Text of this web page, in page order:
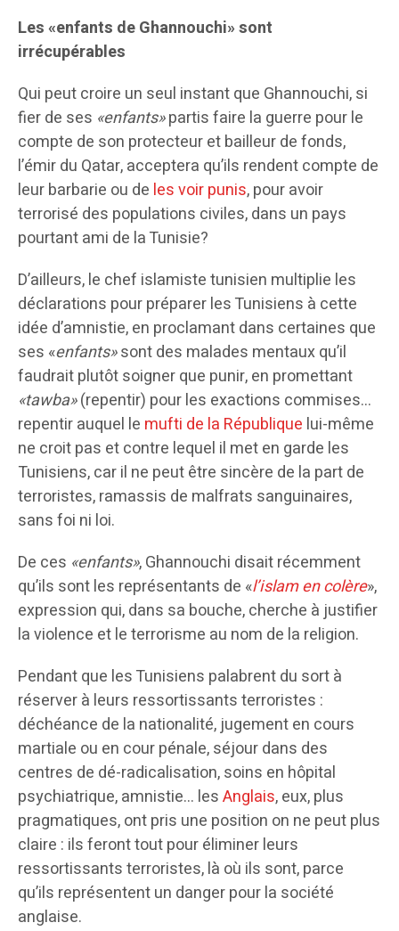
Les «enfants de Ghannouchi» sont
irrécupérables
Qui peut croire un seul instant que Ghannouchi, si
fier de ses «enfants»partis faire la guerre pour le
compte de son protecteur et bailleur de fonds,
l’émir du Qatar, acceptera qu’ils rendent compte de
leur barbarie ou de les voir punis, pour avoir
terrorisé des populations civiles, dans un pays
pourtant ami de la Tunisie?
D’ailleurs, le chef islamiste tunisien multiplie les
déclarations pour préparer les Tunisiens à cette
idée d’amnistie, en proclamant dans certaines que
ses «enfants»sont des malades mentaux qu’il
faudrait plutôt soigner que punir, en promettant
«tawba»(repentir) pour les exactions commises…
repentir auquel le mufti de la République lui-même
ne croit pas et contre lequel il met en garde les
Tunisiens, car il ne peut être sincère de la part de
terroristes, ramassis de malfrats sanguinaires,
sans foi ni loi.
De ces «enfants», Ghannouchi disait récemment
qu’ils sont les représentants de «l’islam en colère»,
expression qui, dans sa bouche, cherche à justifier
la violence et le terrorisme au nom de la religion.
Pendant que les Tunisiens palabrent du sort à
réserver à leurs ressortissants terroristes :
déchéance de la nationalité, jugement en cours
martiale ou en cour pénale, séjour dans des
centres de dé-radicalisation, soins en hôpital
psychiatrique, amnistie… lesAnglais, eux, plus
pragmatiques, ont pris une position on ne peut plus
claire : ils feront tout pour éliminer leurs
ressortissants terroristes, là où ils sont, parce
qu’ils représentent un danger pour la société
anglaise.